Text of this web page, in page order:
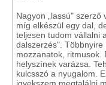
Nagyon „lassú" szerző
míg elkészül egy dal,
teljesen tudom vállalni
dalszerzés".
mozzanatok, ritmusok.
helyszínek varázsa.
kulcsszó a nyugalom.